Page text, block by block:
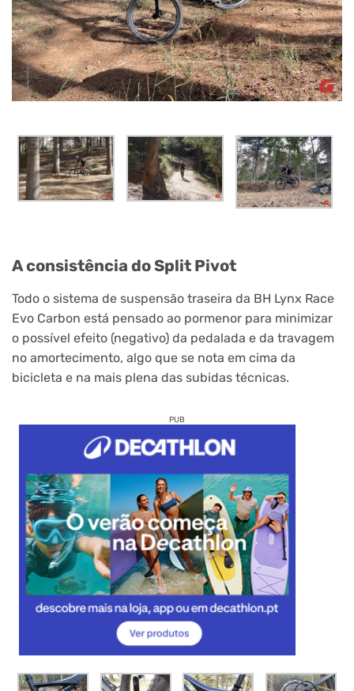
A consistência do Split Pivot
Todo o sistema de suspensão traseira da BH Lynx Race
Evo Carbon está pensado ao pormenor para minimizar
o possível efeito (negativo) da pedalada e da travagem
no amortecimento, algo que se nota em cima da
bicicleta e na mais plena das subidas técnicas.
PUB